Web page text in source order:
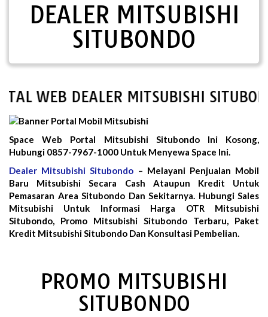
DEALER MITSUBISHI
SITUBONDO
WEB DEALER MITSUBISHI
Space Web Portal Mitsubishi Situbondo Ini Kosong,
Hubungi 0857-7967-1000 Untuk Menyewa Space Ini.
Dealer Mitsubishi Situbondo – Melayani Penjualan Mobil
Baru Mitsubishi Secara Cash Ataupun Kredit Untuk
Pemasaran Area Situbondo Dan Sekitarnya. Hubungi Sales
Mitsubishi Untuk Informasi Harga OTR Mitsubishi
Situbondo, Promo Mitsubishi Situbondo Terbaru, Paket
Kredit Mitsubishi Situbondo Dan Konsultasi Pembelian.
PROMO MITSUBISHI
SITUBONDO